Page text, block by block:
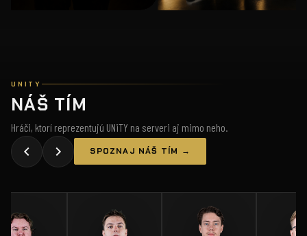
UNITY
NÁŠ TÍM
Hráči, ktorí reprezentujú UNiTY na serveri aj mimo neho.
SPOZNAJ NÁŠ TÍM →